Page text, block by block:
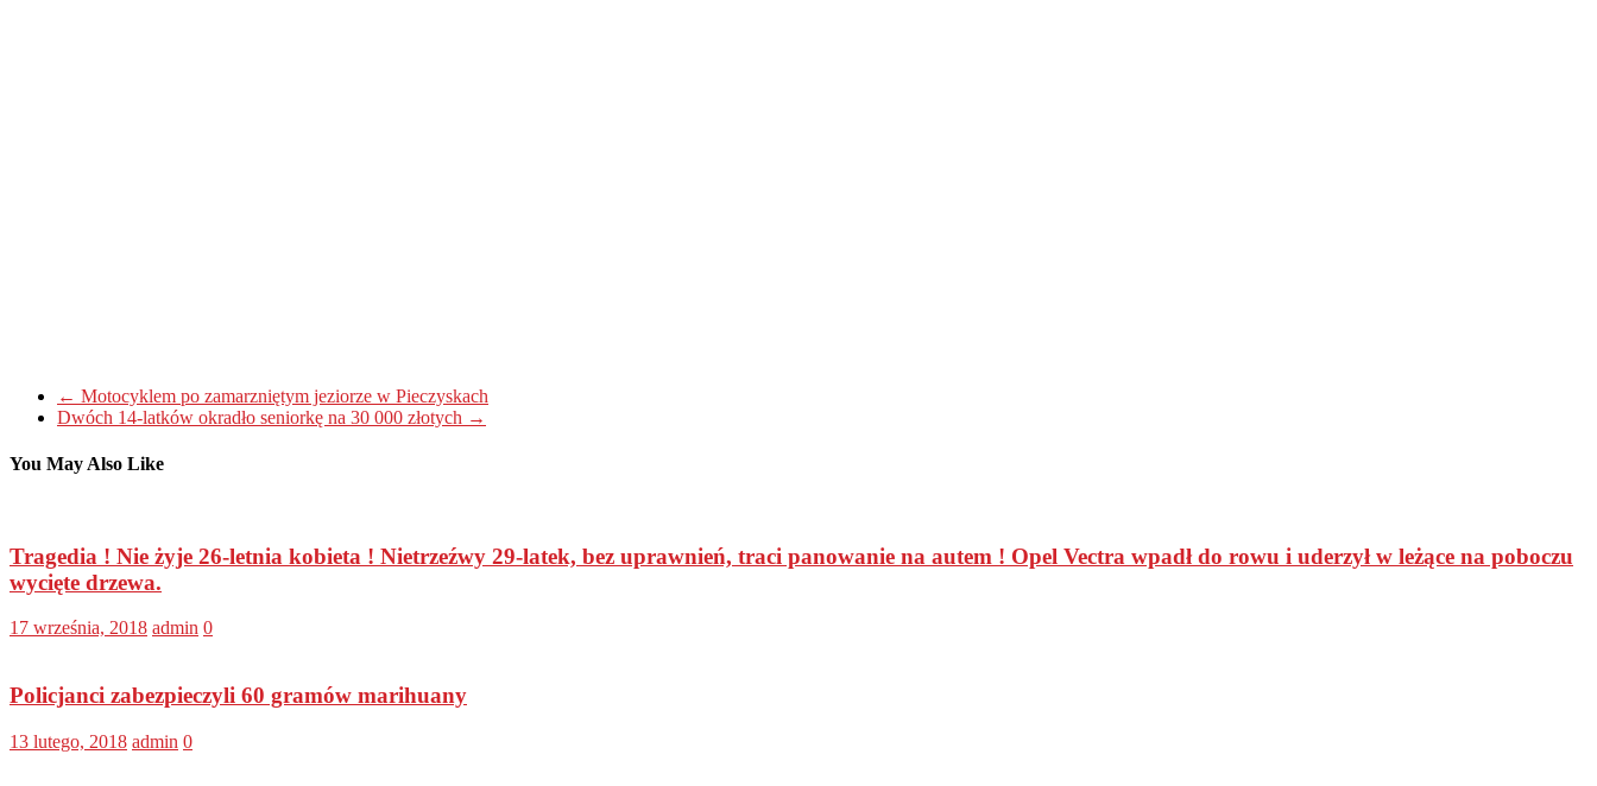
← Motocyklem po zamarzniętym jeziorze w Pieczyskach
Dwóch 14-latków okradło seniorkę na 30 000 złotych →
You May Also Like
Tragedia ! Nie żyje 26-letnia kobieta ! Nietrzeźwy 29-latek, bez uprawnień, traci panowanie na autem ! Opel Vectra wpadł do rowu i uderzył w leżące na poboczu
wycięte drzewa.
17 września, 2018 admin 0
Policjanci zabezpieczyli 60 gramów marihuany
13 lutego, 2018 admin 0